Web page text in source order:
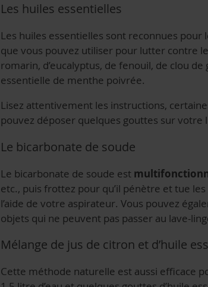
Les huiles essentielles
Les huiles essentielles sont reconnues
que vous pouvez utiliser pour lutter contre
romarin, d’eucalyptus, de fenouil, de clou de
essentielle de menthe poivrée.
Lisez attentivement les instructions,
pouvez déposer quelques gouttes sur votre
Le bicarbonate de soude
Le bicarbonate de soude est
etc., puis frottez pour qu’il pénètre et tue
l’aide de votre aspirateur. Vous pouvez
objets qui ne peuvent pas passer au lave-
Mélange de jus de citron et d’huile
Cette méthode naturelle est aussi efficace